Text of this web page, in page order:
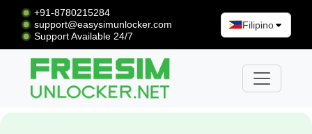
+91-8780215284
support@easysimunlocker.com
Support Available 24/7
Filipino